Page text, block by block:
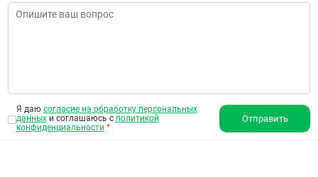
Я даю согласие на обработку персональных
данныхи соглашаюсь с политикой
конфиденциальности *
Отправить